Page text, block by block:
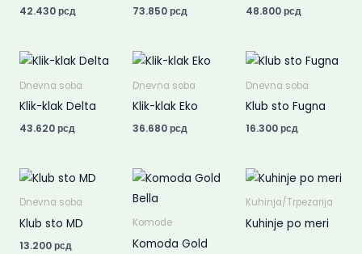
42.430рсд 73.850рсд 48.800рсд
Dnevna soba
Klik-klak Delta
43.620рсд
Dnevna soba
Klik-klak Eko
36.680рсд
Dnevna soba
Klub sto Fugna
16.300рсд
Dnevna soba
Klub sto MD
13.200рсд
Komode
Komoda Gold
Kuhinja/Trpezarija
Kuhinje po meri